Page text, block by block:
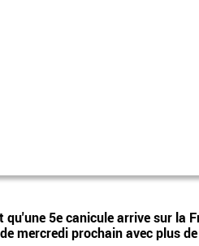
5e canicule arrive sur la
mercredi prochain avec plus